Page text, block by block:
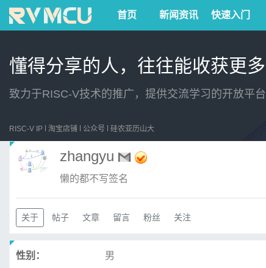
首页 新闻资讯 快速入门
懂得分享的人，往往能收获更多
致力于RISC-V技术的推广，提供交流学习的开放平台
RISC-V IP 淘宝店铺 公众号 硅农亚历山大
zhangyu
懒的都不写签名
关于 帖子 文章 留言 粉丝 关注
性别：
男